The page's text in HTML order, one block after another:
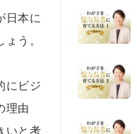
日本に
う。
にビジ
理由
いと考